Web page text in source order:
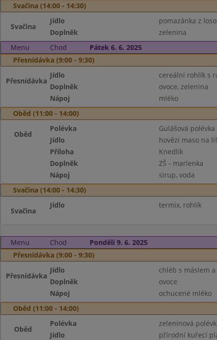
Svačina (14:00 - 14:30)
Svačina
Jídlo
pomazánka z
Doplněk
zelenina
Menu
Chod
Pátek 6. 6. 2025
Přesnídávka (9:00 - 9:30)
Přesnídávka
Jídlo
cereální rohlík s
Doplněk
ovoce, zelenina
Nápoj
mléko
Oběd (11:00 - 14:00)
Oběd
Polévka
Gulášová
Jídlo
hovězí maso na
Příloha
Knedlík
Doplněk
ZŠ - marlenka
Nápoj
sirup, voda
Svačina (14:00 - 14:30)
Svačina
Jídlo termix, rohlík
Menu Chod
Pondělí 9. 6. 2025
Přesnídávka (9:00 - 9:30)
Přesnídávka
Jídlo
chléb s máslem
Doplněk
ovoce
Nápoj
ochucené mléko
Oběd (11:00 - 14:00)
Oběd
Polévka
zeleninová
Jídlo
přírodní kuřecí